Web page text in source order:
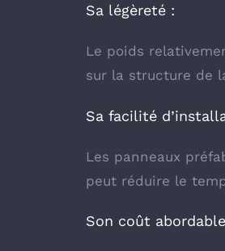
Sa légèreté :
Le poids
sur la structure de
Sa facilité
Les panneaux
peut réduire le
Son coût